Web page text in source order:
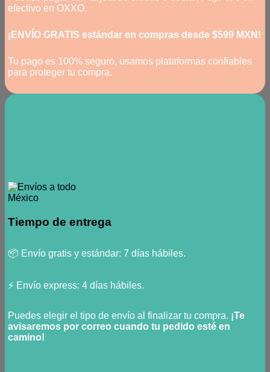
efectivo en OXXO.
¡ENVÍO GRATIS estándar en compras desde $599 MXN!
Tu pago es 100% seguro, usamos plataformas confiables
para proteger tu compra.
Tiempo de entrega
📦 Envío gratis y estándar: 7 días hábiles.
⚡ Envío express: 4 días hábiles.
Puedes elegir el tipo de envío al finalizar tu compra. ¡Te
avisaremos por correo cuando tu pedido esté en
camino!